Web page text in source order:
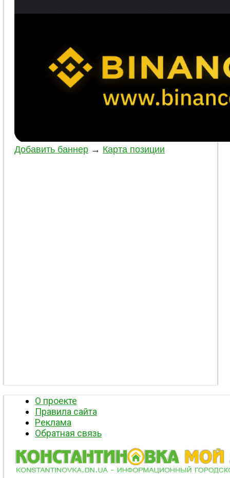
Добавить баннер → Карта позиции
О проекте
Правила сайта
Реклама
Обратная связь